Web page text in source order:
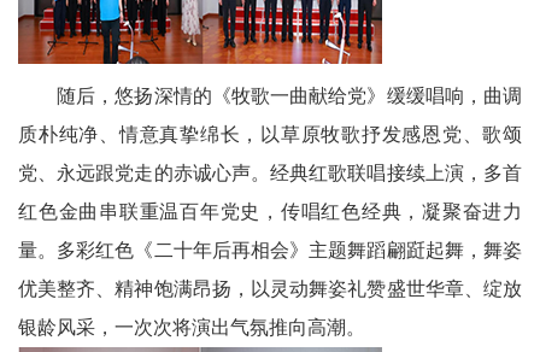
社
区
天
府
医
卫
天
随后，悠扬深情的《牧歌一曲献给党》缓缓唱响，曲调
质朴纯净、情意真挚绵长，以草原牧歌抒发感恩党、歌颂
党、永远跟党走的赤诚心声。经典红歌联唱接续上演，多首
红色金曲串联重温百年党史，传唱红色经典，凝聚奋进力
量。多彩红色《二十年后再相会》主题舞蹈翩跹起舞，舞姿
优美整齐、精神饱满昂扬，以灵动舞姿礼赞盛世华章、绽放
银龄风采，一次次将演出气氛推向高潮。